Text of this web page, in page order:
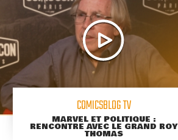
COMICSBLOG TV
MARVEL ET POLITIQUE :
RENCONTRE AVEC LE GRAND ROY
THOMAS